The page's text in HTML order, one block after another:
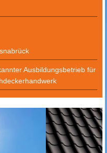
Ausbildungsbetrieb für